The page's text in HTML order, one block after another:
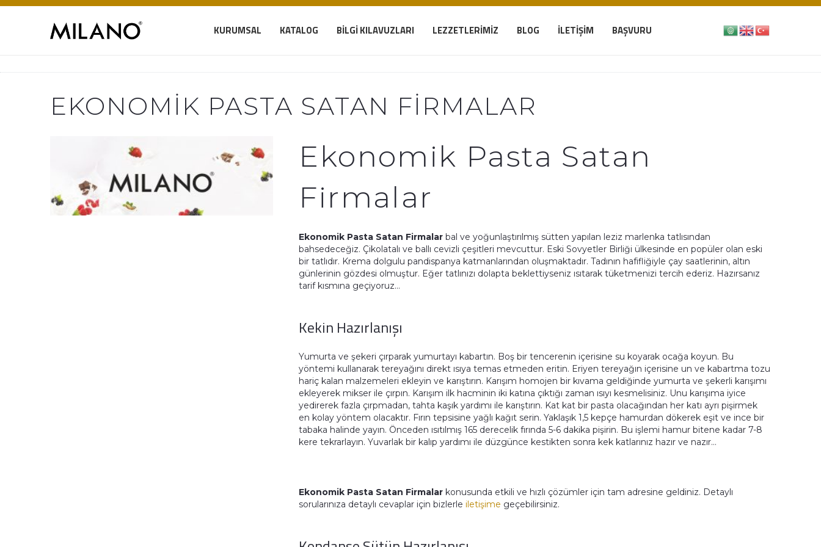
KURUMSAL KATALOG BILGI KILAVUZLARI LEZZETLERIMIZ BLOG İLETIŞIM BAŞVURU
EKONOMIK PASTA SATAN FIRMALAR
Ekonomik Pasta Satan
Firmalar
Ekonomik Pasta Satan Firmalarbal ve yoğunlaştırılmış sütten yapılan leziz marlenka tatlısından
bahsedeceğiz. Çikolatalı ve ballı cevizli çeşitleri mevcuttur. Eski Sovyetler Birliği ülkesinde en popüler olan eski
bir tatlıdır. Krema dolgulu pandispanya katmanlarından oluşmaktadır. Tadının hafifliğiyle çay saatlerinin, altın
günlerinin gözdesi olmuştur. Eğer tatlınızı dolapta beklettiyseniz ısıtarak tüketmenizi tercih ederiz. Hazırsanız
tarif kısmına geçiyoruz…
Kekin Hazırlanışı
Yumurta ve şekeri çırparak yumurtayı kabartın. Boş bir tencerenin içerisine su koyarak ocağa koyun. Bu
yöntemi kullanarak tereyağını direkt ısıya temas etmeden eritin. Eriyen tereyağın içerisine un ve kabartma tozu
hariç kalan malzemeleri ekleyin ve karıştırın. Karışım homojen bir kıvama geldiğinde yumurta ve şekerli karışımı
ekleyerek mikser ile çırpın. Karışım ilk hacminin iki katına çıktığı zaman ısıyı kesmelisiniz. Unu karışıma iyice
yedirerek fazla çırpmadan, tahta kaşık yardımı ile karıştırın. Kat kat bir pasta olacağından her katı ayrı pişirmek
en kolay yöntem olacaktır. Fırın tepsisine yağlı kağıt serin. Yaklaşık 1,5 kepçe hamurdan dökerek eşit ve ince bir
tabaka halinde yayın. Önceden ısıtılmış 165 derecelik fırında 5-6 dakika pişirin. Bu işlemi hamur bitene kadar 7-8
kere tekrarlayın. Yuvarlak bir kalıp yardımı ile düzgünce kestikten sonra kek katlarınız hazır ve nazır…
Ekonomik Pasta Satan Firmalar konusunda etkili ve hızlı çözümler için tam adresine geldiniz. Detaylı
sorularınıza detaylı cevaplar için bizlerleiletişime geçebilirsiniz.